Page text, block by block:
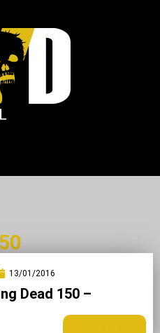
13/01/2016
Dead 150 –